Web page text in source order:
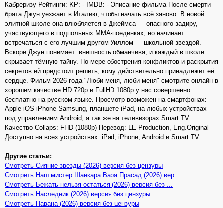
Кабреризу Рейтинги: KP: - IMDB: - Описание фильма После смерти
брата Джун уезжает в Италию, чтобы начать всё заново. В новой
элитной школе она влюбляется в Джеймса — опасного задиру,
участвующего в подпольных ММА‑поединках, но начинает
встречаться с его лучшим другом Уиллом — школьной звездой.
Вскоре Джун понимает: внешность обманчива, и каждый в школе
скрывает тёмную тайну. По мере обострения конфликтов и раскрытия
секретов ей предстоит решить, кому действительно принадлежит её
сердце. Фильм 2026 года "Люби меня, люби меня" смотрите онлайн в
хорошем качестве HD 720p и FullHD 1080p у нас совершенно
бесплатно на русском языке. Просмотр возможен на смартфонах:
Apple iOS iPhone Samsung, планшете iPad, на любых устройствах
под управлением Android, а так же на телевизорах Smart TV.
Качество Collaps: FHD (1080p) Перевод: LE-Production, Eng.Original
Доступно на всех устройствах: iPad, iPhone, Android и Smart TV.
Другие статьи:
Смотреть Сияние звезды (2026) версия без цензуры
Смотреть Наш мистер Шанкара Вара Прасад (2026) вер...
Смотреть Бежать нельзя остаться (2026) версия без ...
Смотреть Наследник (2026) версия без цензуры
Смотреть Павана (2026) версия без цензуры